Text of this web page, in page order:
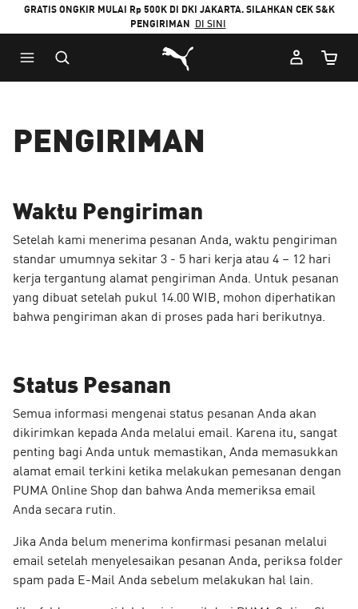
GRATIS ONGKIR MULAI Rp 500K DI DKI JAKARTA. SILAHKAN CEK S&K
PENGIRIMAN DI SINI
Puma Beranda
PENGIRIMAN
Waktu Pengiriman
Setelah kami menerima pesanan Anda, waktu pengiriman
standar umumnya sekitar 3 - 5 hari kerja atau 4 – 12 hari
kerja tergantung alamat pengiriman Anda. Untuk pesanan
yang dibuat setelah pukul 14.00 WIB, mohon diperhatikan
bahwa pengiriman akan di proses pada hari berikutnya.
Status Pesanan
Semua informasi mengenai status pesanan Anda akan
dikirimkan kepada Anda melalui email. Karena itu, sangat
penting bagi Anda untuk memastikan, Anda memasukkan
alamat email terkini ketika melakukan pemesanan dengan
PUMA Online Shop dan bahwa Anda memeriksa email
Anda secara rutin.
Jika Anda belum menerima konfirmasi pesanan melalui
email setelah menyelesaikan pesanan Anda, periksa folder
spam pada E-Mail Anda sebelum melakukan hal lain.